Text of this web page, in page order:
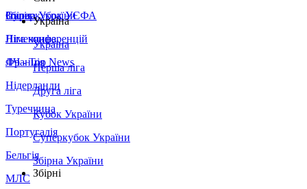
Збірна України
Італія
Німеччина
Франція
Нідерланди
Туреччина
Португалія
Бельгія
МЛС
Суперкубок УЄФА
Ліга конференцій
ЛЧ - Top News
Україна
Україна
Перша ліга
Друга ліга
Кубок України
Суперкубок України
Збірна України
Збірні